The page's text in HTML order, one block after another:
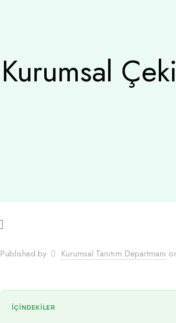
Kurumsal
Published by Kurumsal Tanıtım Departmanı
İÇINDEKILER